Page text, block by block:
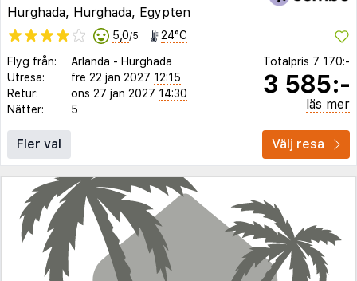
Hurghada, Hurghada, Egypten
5,0/5 24°C
Flyg från: Arlanda - Hurghada
Utresa:
fre 22 jan 2027 12:15
Retur:
ons 27 jan 2027 14:30
Nätter:
5
Totalpris 7 170:-
3 585:-
läs mer
Fler val Välj resa